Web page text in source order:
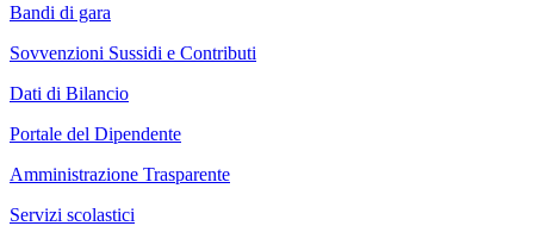
Bandi di gara
Sovvenzioni Sussidi e Contributi
Dati di Bilancio
Portale del Dipendente
Amministrazione Trasparente
Servizi scolastici